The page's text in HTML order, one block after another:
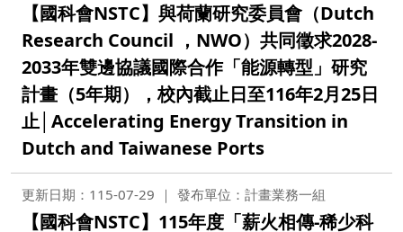
【國科會NSTC】與荷蘭研究委員會（Dutch
Research Council ，NWO）共同徵求2028-
2033年雙邊協議國際合作「能源轉型」研究
計畫（5年期），校內截止日至116年2月25日
止│Accelerating Energy Transition in
Dutch and Taiwanese Ports
更新日期：115-07-29 發布單位：計畫業務一組
【國科會NSTC】115年度「薪火相傳-稀少科